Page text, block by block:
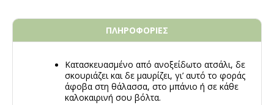
ΠΛΗΡΟΦΟΡΙΕΣ
Κατασκευασμένο από ανοξείδωτο ατσάλι, δε
σκουριάζει και δε μαυρίζει, γι’ αυτό το φοράς
άφοβα στη θάλασσα, στο μπάνιο ή σε κάθε
καλοκαιρινή σου βόλτα.